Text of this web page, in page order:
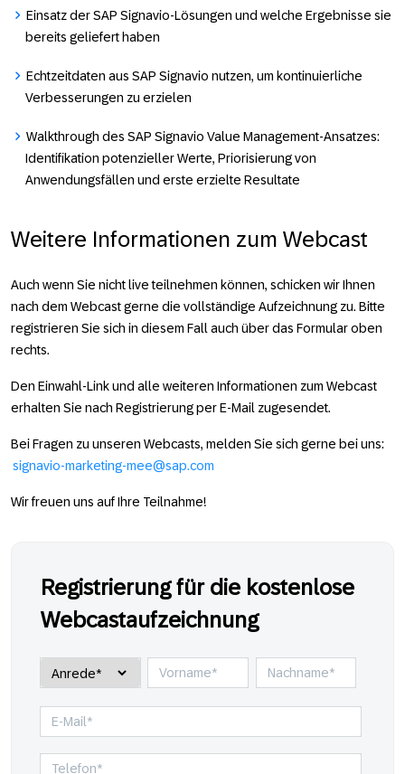
Einsatz der SAP Signavio-Lösungen und welche Ergebnisse sie
bereits geliefert haben
Echtzeitdaten aus SAP Signavio nutzen, um kontinuierliche
Verbesserungen zu erzielen
Walkthrough des SAP Signavio Value Management-Ansatzes:
Identifikation potenzieller Werte, Priorisierung von
Anwendungsfällen und erste erzielte Resultate
Weitere Informationen zum Webcast
Auch wenn Sie nicht live teil­­nehmen können, schicken wir Ihnen
nach dem Webcast gerne die voll­­­­­ständige Auf­­­­­zeichnung zu. Bitte
regis­­­­trieren Sie sich in diesem Fall auch über das For­mular oben
rechts.
Den Einwahl-Link und alle weiteren Infor­­mationen zum Webcast
er­halten Sie nach Registrierung per E-Mail zu­ge­sendet.
Bei Fragen zu unseren Webcasts, melden Sie sich gerne bei uns:
signavio-marketing-mee@sap.com
Wir freuen uns auf Ihre Teil­nahme!
Registrierung für die kostenlose
Webcastaufzeichnung